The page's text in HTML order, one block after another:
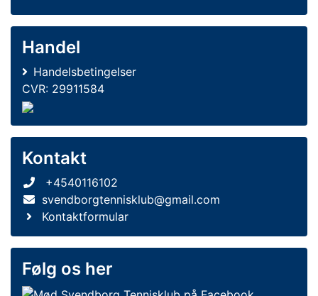
Handel
Handelsbetingelser
CVR: 29911584
Kontakt
+4540116102
svendborgtennisklub@gmail.com
Kontaktformular
Følg os her